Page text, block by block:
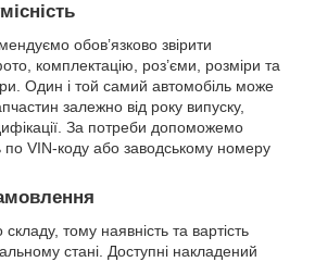
обов’язково звірити
комплектацію, роз’єми, розміри та
Один і той самий автомобіль може
залежно від року випуску,
За потреби допоможемо
по VIN-коду або заводському номеру
тому наявність та вартість
стані. Доступні накладений